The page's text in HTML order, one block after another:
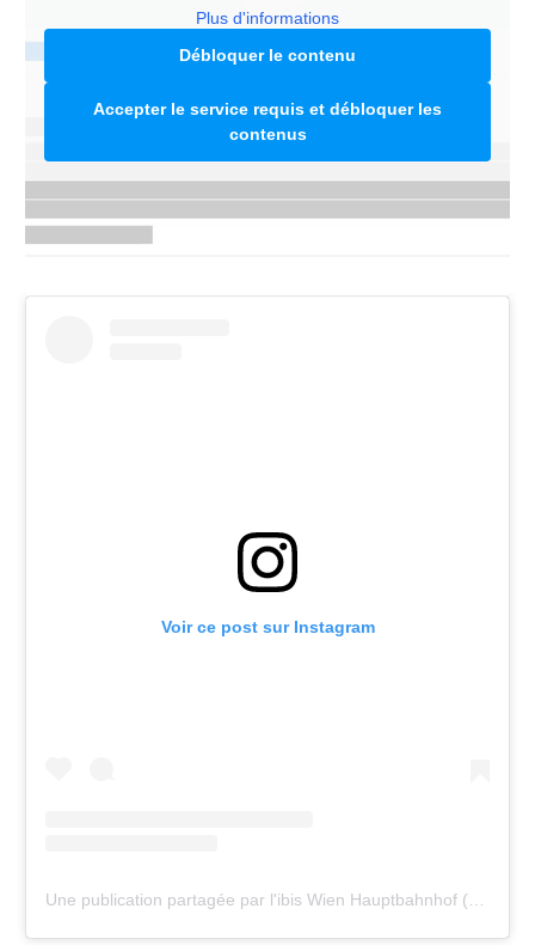
Plus d'informations
Débloquer le contenu
Accepter le service requis et débloquer les
contenus
Voir ce post sur Instagram